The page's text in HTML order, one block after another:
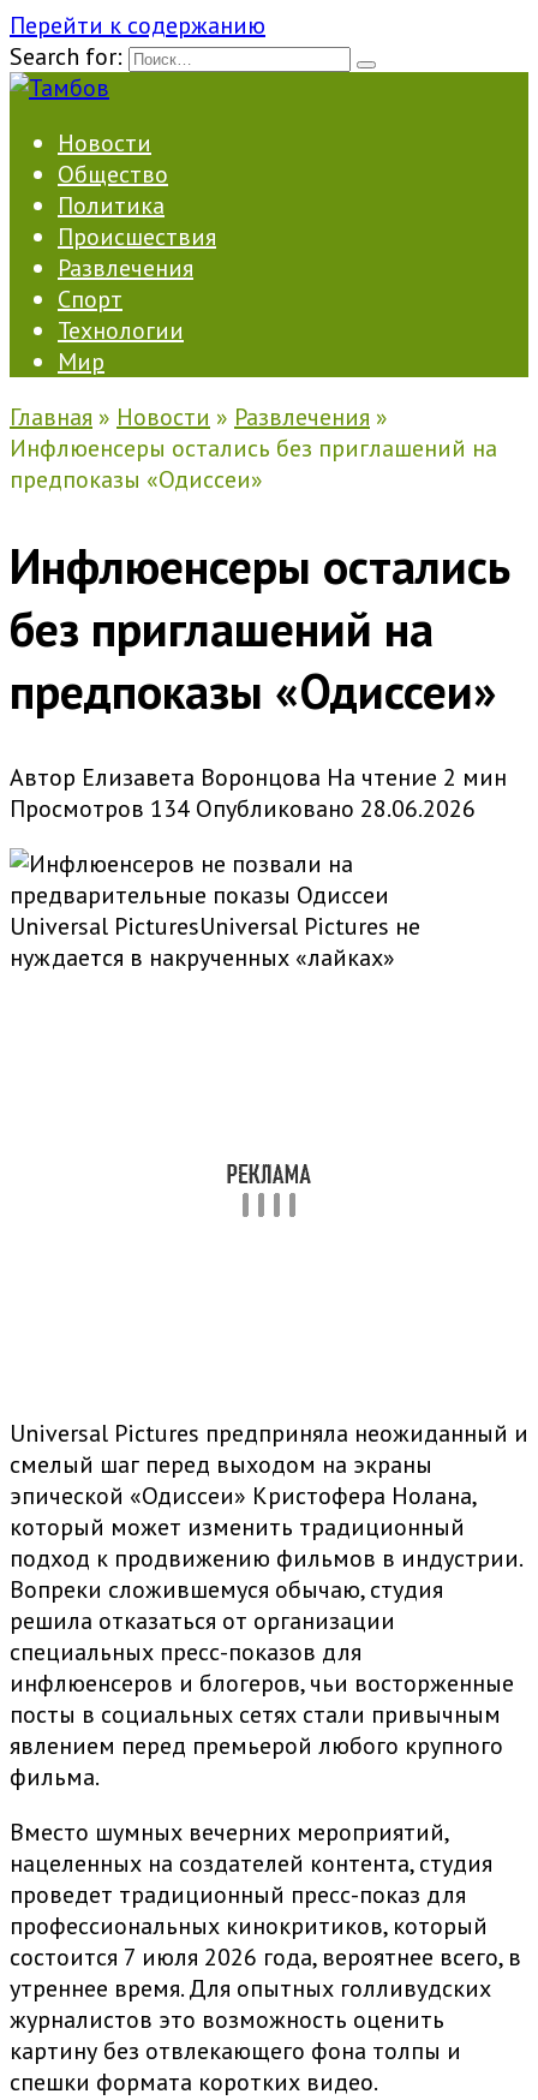
Перейти к содержанию
Search for:
Новости
Общество
Политика
Происшествия
Развлечения
Спорт
Технологии
Мир
Главная » Новости » Развлечения »
Инфлюенсеры остались без приглашений на
предпоказы «Одиссеи»
Инфлюенсеры остались
без приглашений на
предпоказы «Одиссеи»
Автор Елизавета Воронцова На чтение 2 мин
Просмотров 134 Опубликовано 28.06.2026
Universal PicturesUniversal Pictures не
нуждается в накрученных «лайках»
Universal Pictures предприняла неожиданный и
смелый шаг перед выходом на экраны
эпической «Одиссеи» Кристофера Нолана,
который может изменить традиционный
подход к продвижению фильмов в индустрии.
Вопреки сложившемуся обычаю, студия
решила отказаться от организации
специальных пресс-показов для
инфлюенсеров и блогеров, чьи восторженные
посты в социальных сетях стали привычным
явлением перед премьерой любого крупного
фильма.
Вместо шумных вечерних мероприятий,
нацеленных на создателей контента, студия
проведет традиционный пресс-показ для
профессиональных кинокритиков, который
состоится 7 июля 2026 года, вероятнее всего, в
утреннее время. Для опытных голливудских
журналистов это возможность оценить
картину без отвлекающего фона толпы и
спешки формата коротких видео.